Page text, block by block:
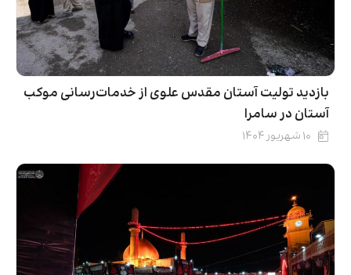
بازدید تولیت آستان مقدس علوی از خدمات‌رسانی موکب
آستان در سامرا
۱۰ شهریور ۱۴۰۴